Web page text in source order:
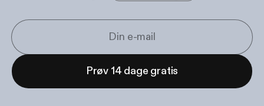
Prøv 14 dage gratis